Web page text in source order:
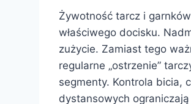
Żywotność tarcz i
właściwego docisku.
zużycie. Zamiast tego
regularne „ostrzenie”
segmenty. Kontrola bicia,
dystansowych